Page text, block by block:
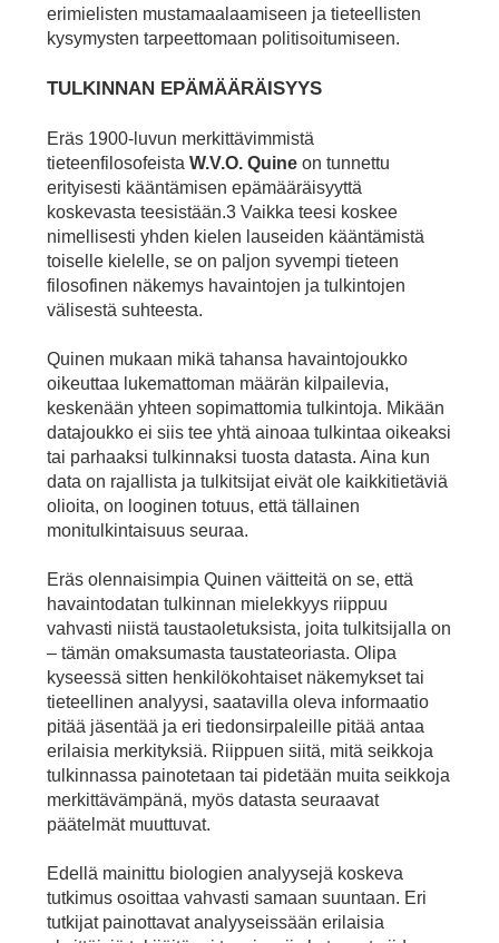
erimielisten mustamaalaamiseen ja tieteellisten
kysymysten tarpeettomaan politisoitumiseen.
TULKINNAN EPÄMÄÄRÄISYYS
Eräs 1900-luvun merkittävimmistä
tieteenfilosofeistaW.V.O. Quine on tunnettu
erityisesti kääntämisen epämääräisyyttä
koskevasta teesistään.3 Vaikka teesi koskee
nimellisesti yhden kielen lauseiden kääntämistä
toiselle kielelle, se on paljon syvempi tieteen
filosofinen näkemys havaintojen ja tulkintojen
välisestä suhteesta.
Quinen mukaan mikä tahansa havaintojoukko
oikeuttaa lukemattoman määrän kilpailevia,
keskenään yhteen sopimattomia tulkintoja. Mikään
datajoukko ei siis tee yhtä ainoaa tulkintaa oikeaksi
tai parhaaksi tulkinnaksi tuosta datasta. Aina kun
data on rajallista ja tulkitsijat eivät ole kaikkitietäviä
olioita, on looginen totuus, että tällainen
monitulkintaisuus seuraa.
Eräs olennaisimpia Quinen väitteitä on se, että
havaintodatan tulkinnan mielekkyys riippuu
vahvasti niistä taustaoletuksista, joita tulkitsijalla on
– tämän omaksumasta taustateoriasta. Olipa
kyseessä sitten henkilökohtaiset näkemykset tai
tieteellinen analyysi, saatavilla oleva informaatio
pitää jäsentää ja eri tiedonsirpaleille pitää antaa
erilaisia merkityksiä. Riippuen siitä, mitä seikkoja
tulkinnassa painotetaan tai pidetään muita seikkoja
merkittävämpänä, myös datasta seuraavat
päätelmät muuttuvat.
Edellä mainittu biologien analyysejä koskeva
tutkimus osoittaa vahvasti samaan suuntaan. Eri
tutkijat painottavat analyyseissään erilaisia